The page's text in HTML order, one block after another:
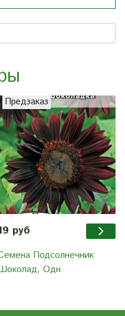
Предзаказ
руб
Подсолнечник
Одн